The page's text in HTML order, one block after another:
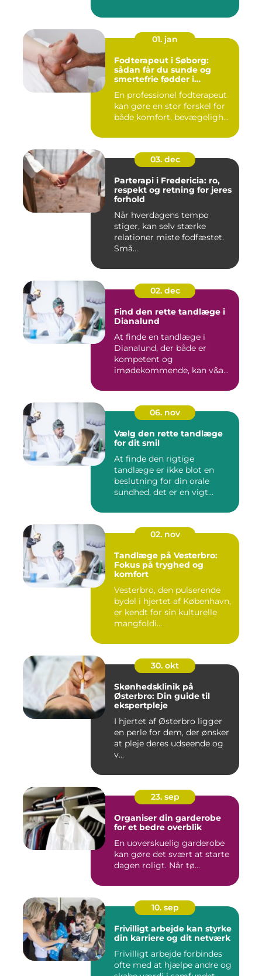
01. jan
Fodterapeut i Søborg:
sådan får du sunde og
smertefrie fødder i
En professionel fodterapeut
kan gøre en stor forskel for
både komfort, bevægeligh...
03. dec
Parterapi i Fredericia: ro,
respekt og retning for jeres
forhold
Når hverdagens tempo
stiger, kan selv stærke
relationer miste fodfæstet.
Små...
02. dec
Find den rette tandlæge i
Dianalund
At finde en tandlæge i
Dianalund, der både er
kompetent og
imødekommende, kan v&a...
06. nov
Vælg den rette tandlæge
for dit smil
At finde den rigtige
tandlæge er ikke blot en
beslutning for din orale
sundhed, det er en vigt...
02. nov
Tandlæge på Vesterbro:
Fokus på tryghed og
komfort
Vesterbro, den pulserende
bydel i hjertet af København,
er kendt for sin kulturelle
mangfoldi...
30. okt
Skønhedsklinik på
Østerbro: Din guide til
ekspertpleje
I hjertet af Østerbro ligger
en perle for dem, der ønsker
at pleje deres udseende og
v...
23. sep
Organiser din garderobe
for et bedre overblik
En uoverskuelig garderobe
kan gøre det svært at starte
dagen roligt. Når tø...
10. sep
Frivilligt arbejde kan styrke
din karriere og dit netværk
Frivilligt arbejde forbindes
ofte med at hjælpe andre og